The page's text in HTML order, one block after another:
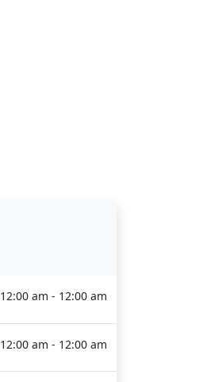
12:00 am - 12:00 am
12:00 am - 12:00 am